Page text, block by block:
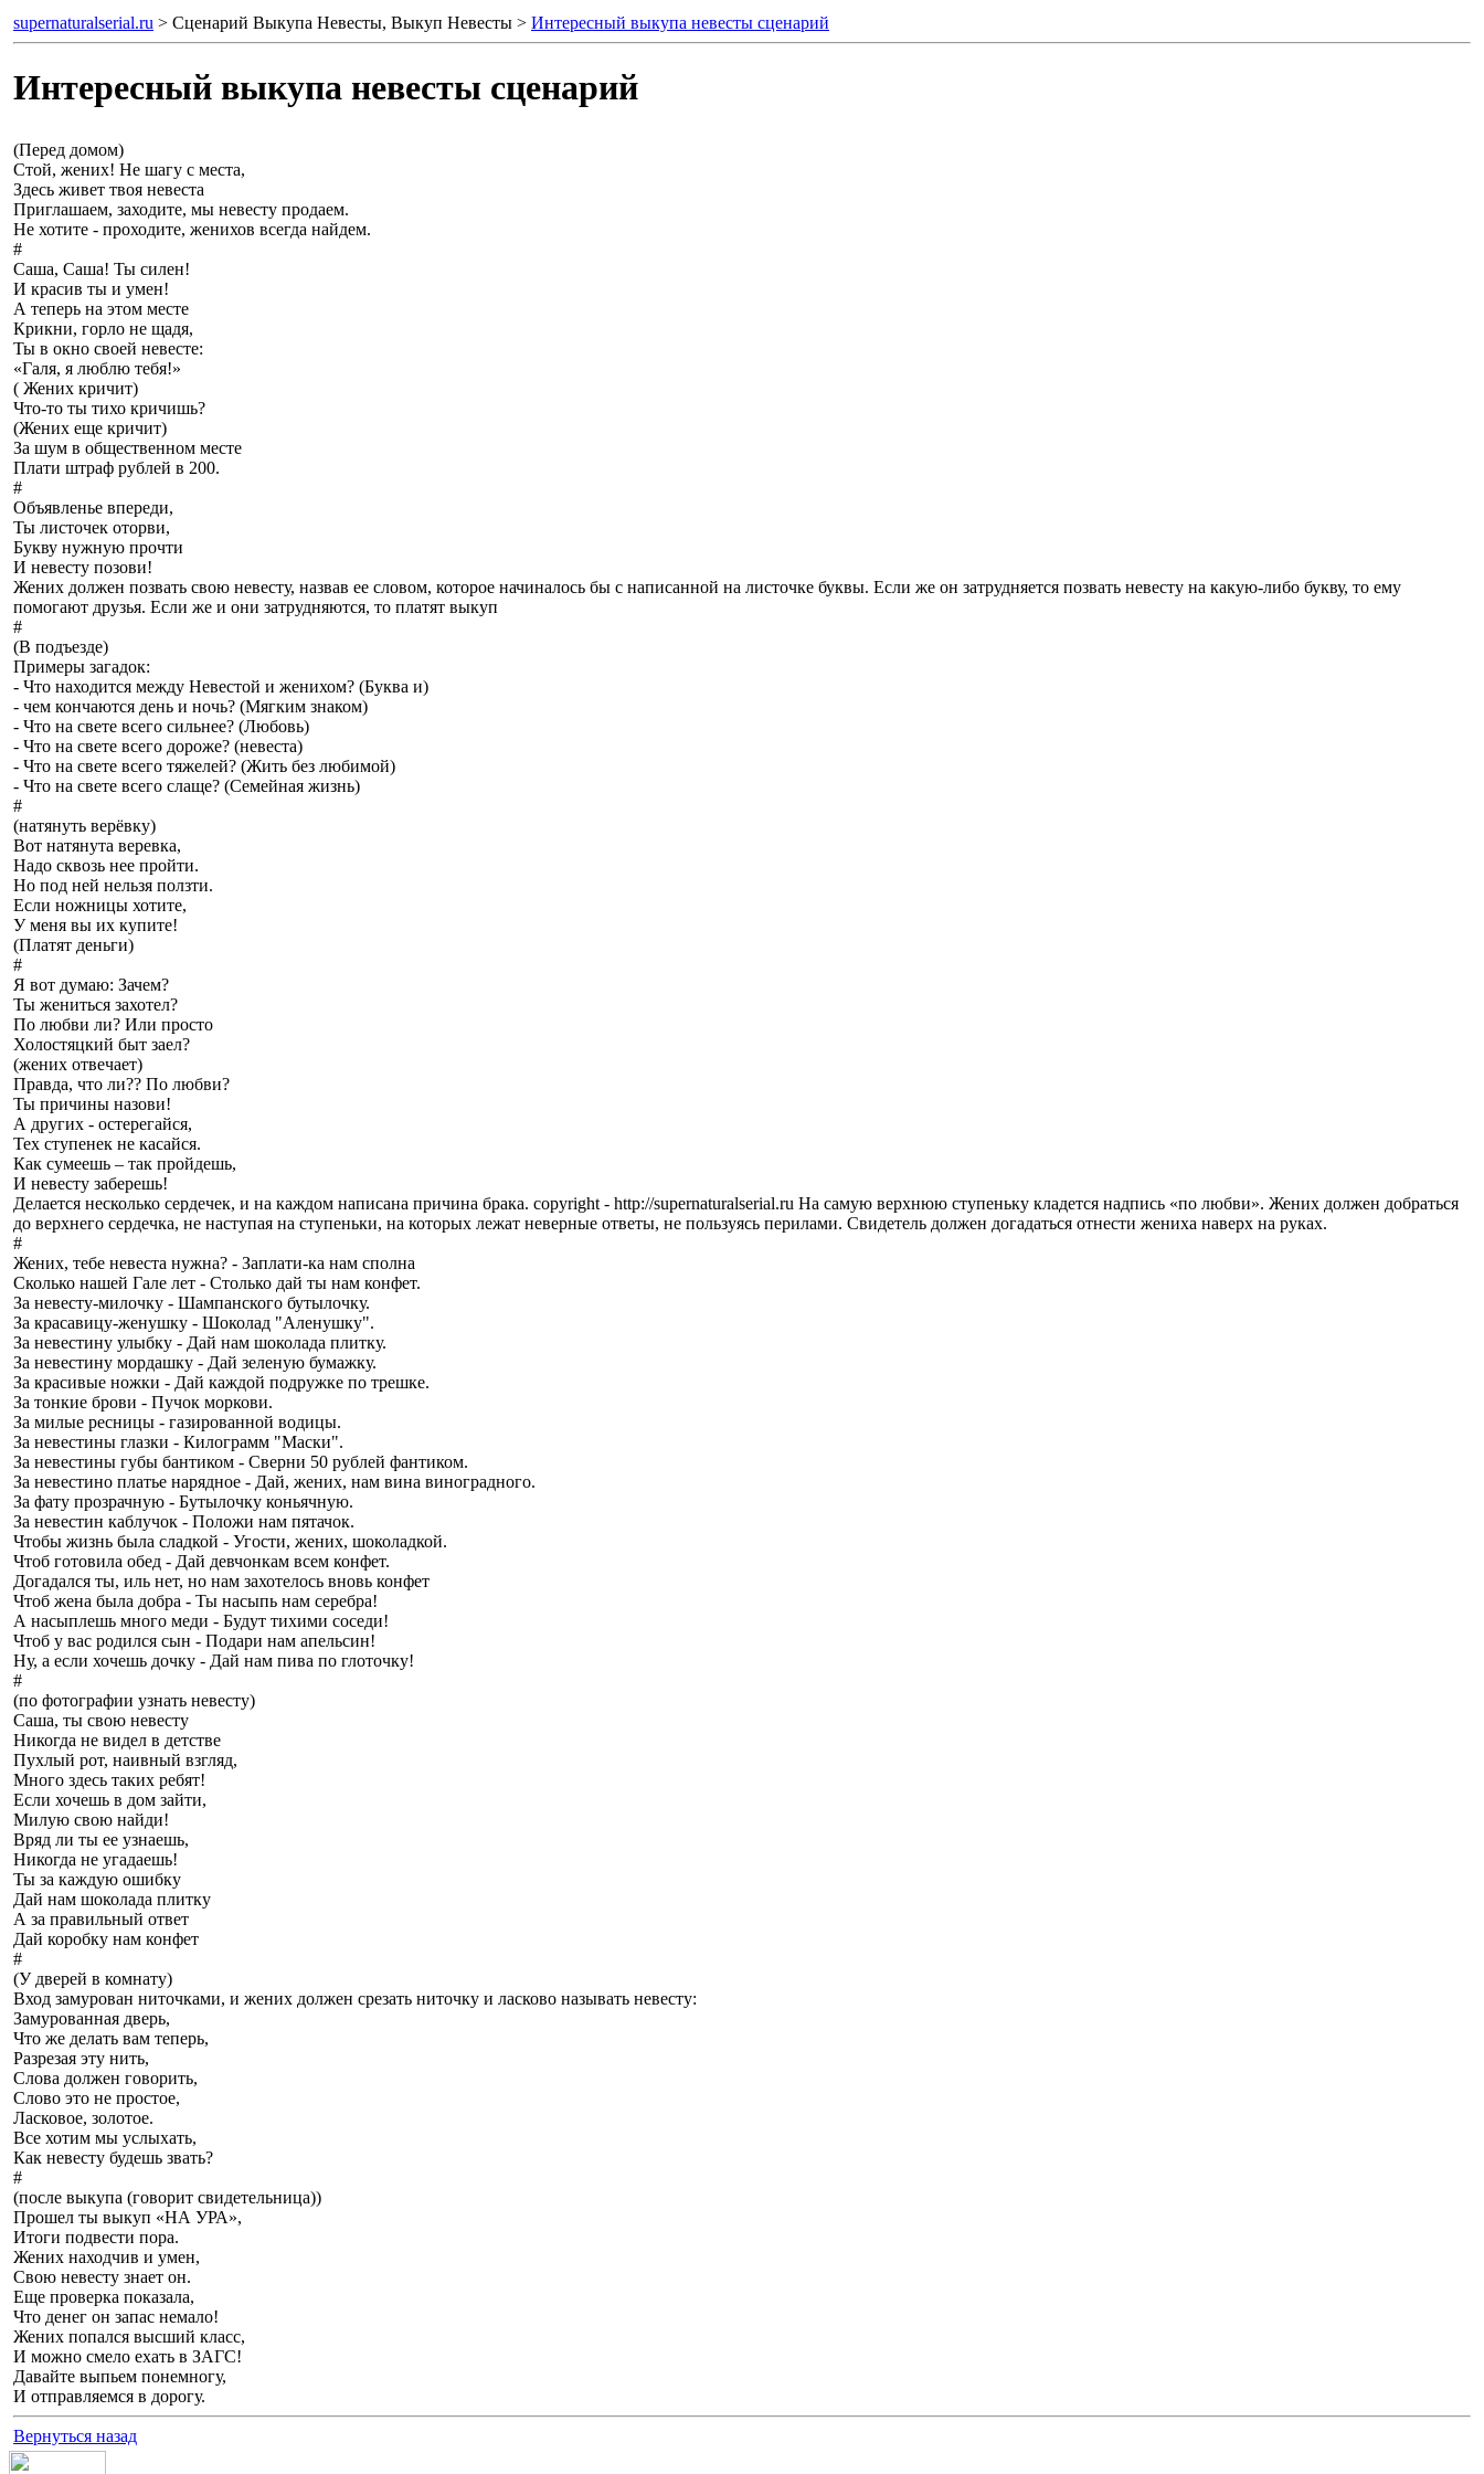
supernaturalserial.ru > Сценарий Выкупа Невесты, Выкуп Невесты > Интересный выкупа невесты сценарий
Интересный выкупа невесты сценарий
(Перед домом)
Стой, жених! Не шагу с места,
Здесь живет твоя невеста
Приглашаем, заходите, мы невесту продаем.
Не хотите - проходите, женихов всегда найдем.
#
Саша, Саша! Ты силен!
И красив ты и умен!
А теперь на этом месте
Крикни, горло не щадя,
Ты в окно своей невесте:
«Галя, я люблю тебя!»
( Жених кричит)
Что-то ты тихо кричишь?
(Жених еще кричит)
За шум в общественном месте
Плати штраф рублей в 200.
#
Объявленье впереди,
Ты листочек оторви,
Букву нужную прочти
И невесту позови!
Жених должен позвать свою невесту, назвав ее словом, которое начиналось бы с написанной на листочке буквы. Если же он затрудняется позвать невесту на какую-либо букву, то ему
помогают друзья. Если же и они затрудняются, то платят выкуп
#
(В подъезде)
Примеры загадок:
- Что находится между Невестой и женихом? (Буква и)
- чем кончаются день и ночь? (Мягким знаком)
- Что на свете всего сильнее? (Любовь)
- Что на свете всего дороже? (невеста)
- Что на свете всего тяжелей? (Жить без любимой)
- Что на свете всего слаще? (Семейная жизнь)
#
(натянуть верёвку)
Вот натянута веревка,
Надо сквозь нее пройти.
Но под ней нельзя ползти.
Если ножницы хотите,
У меня вы их купите!
(Платят деньги)
#
Я вот думаю: Зачем?
Ты жениться захотел?
По любви ли? Или просто
Холостяцкий быт заел?
(жених отвечает)
Правда, что ли?? По любви?
Ты причины назови!
А других - остерегайся,
Тех ступенек не кacaйcя.
Как сумеешь – так пройдешь,
И невесту заберешь!
Делается несколько сердечек, и на каждом написана причина брака. copyright - http://supernaturalserial.ru На самую верхнюю ступеньку кладется надпись «по любви». Жених должен добраться
до верхнего сердечка, не наступая на ступеньки, на которых лежат неверные ответы, не пользуясь перилами. Свидетель должен догадаться отнести жениха наверх на руках.
#
Жених, тебе невеста нужна? - Заплати-ка нам сполна
Сколько нашей Гале лет - Столько дай ты нам конфет.
За невесту-милочку - Шампанского бутылочку.
За красавицу-женушку - Шоколад "Аленушку".
За невестину улыбку - Дай нам шоколада плитку.
За невестину мордашку - Дай зеленую бумажку.
За красивые ножки - Дай каждой подружке по трешке.
За тонкие брови - Пучок моркови.
За милые ресницы - газированной водицы.
За невестины глазки - Килограмм "Маски".
За невестины губы бантиком - Сверни 50 рублей фантиком.
За невестино платье нарядное - Дай, жених, нам вина виноградного.
За фату прозрачную - Бутылочку коньячную.
За невестин каблучок - Положи нам пятачок.
Чтобы жизнь была сладкой - Угости, жених, шоколадкой.
Чтоб готовила обед - Дай девчонкам всем конфет.
Догадался ты, иль нет, но нам захотелось вновь конфет
Чтоб жена была добра - Ты насыпь нам серебра!
А насыплешь много меди - Будут тихими соседи!
Чтоб у вас родился сын - Подари нам апельсин!
Ну, а если хочешь дочку - Дай нам пива по глоточку!
#
(по фотографии узнать невесту)
Саша, ты свою невесту
Никогда не видел в детстве
Пухлый рот, наивный взгляд,
Много здесь таких ребят!
Если хочешь в дом зайти,
Милую свою найди!
Вряд ли ты ее узнаешь,
Никогда не угадаешь!
Ты за каждую ошибку
Дай нам шоколада плитку
А за правильный ответ
Дай коробку нам конфет
#
(У дверей в комнату)
Вход замурован ниточками, и жених должен срезать ниточку и ласково называть невесту:
Замурованная дверь,
Что же делать вам теперь,
Разрезая эту нить,
Слова должен говорить,
Слово это не простое,
Ласковое, золотое.
Все хотим мы услыхать,
Как невесту будешь звать?
#
(после выкупа (говорит свидетельница))
Прошел ты выкуп «НА УРА»,
Итоги подвести пора.
Жених находчив и умен,
Свою невесту знает он.
Еще проверка показала,
Что денег он запас немало!
Жених попался высший класс,
И можно смело ехать в ЗАГС!
Давайте выпьем понемногу,
И отправляемся в дорогу.
Вернуться назад